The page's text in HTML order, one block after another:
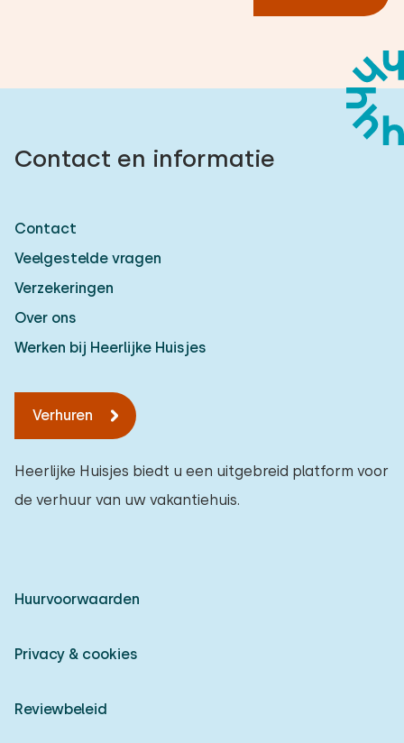
Contact en informatie
Contact
Veelgestelde vragen
Verzekeringen
Over ons
Werken bij Heerlijke Huisjes
Verhuren
Heerlijke Huisjes biedt u een uitgebreid platform voor
de verhuur van uw vakantiehuis.
Huurvoorwaarden
Privacy & cookies
Reviewbeleid